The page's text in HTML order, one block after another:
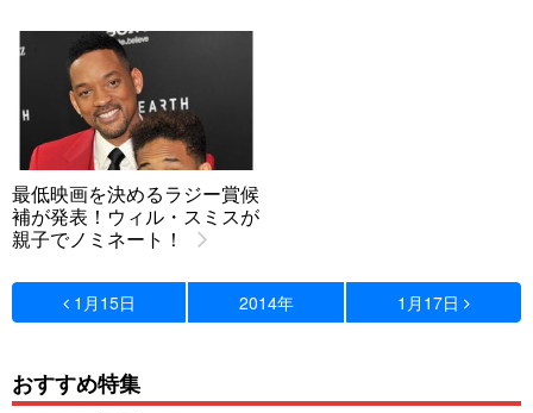
最低映画を決めるラジー賞候
補が発表！ウィル・スミスが
親子でノミネート！
1月15日 2014年 1月17日
おすすめ特集